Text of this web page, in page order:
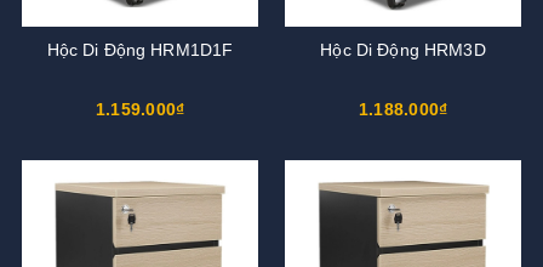
Hộc Di Động HRM1D1F
1.159.000₫
Hộc Di Động HRM3D
1.188.000₫